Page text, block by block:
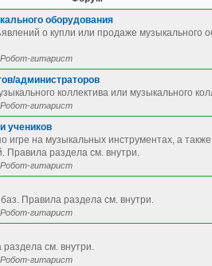
оборудования
о купли или продаже музыкального
Робот-гитарист
администраторов
коллектива или музыкального
Робот-гитарист
учеников
игре на музыкальных инструментах, а также
Правила раздела см. внутри.
Робот-гитарист
Правила раздела см. внутри.
Робот-гитарист
раздела см. внутри.
Робот-гитарист